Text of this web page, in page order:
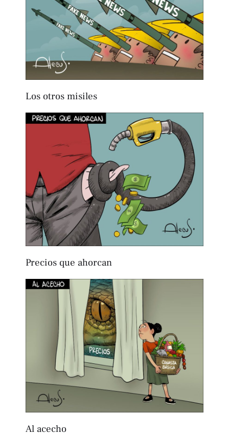
Los otros misiles
Precios que ahorcan
Al acecho